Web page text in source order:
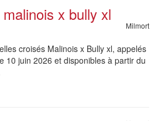
x bully xl
Milmort
croisés Malinois x Bully xl, appelés
10 juin 2026 et disponibles à partir du